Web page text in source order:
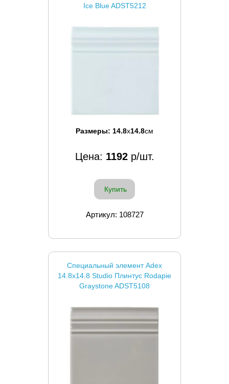
Ice Blue ADST5212
Размеры: 14.8x14.8см
Цена: 1192р/шт.
Купить
Артикул: 108727
Специальный элемент Adex
14.8x14.8 Studio Плинтус Rodapie
Graystone ADST5108